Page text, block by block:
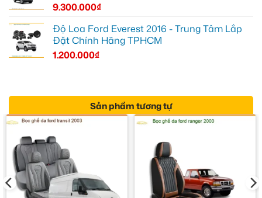
9.300.000₫
Độ Loa Ford Everest 2016 - Trung Tâm Lắp
Đặt Chính Hãng TPHCM
1.200.000₫
Sản phẩm tương tự